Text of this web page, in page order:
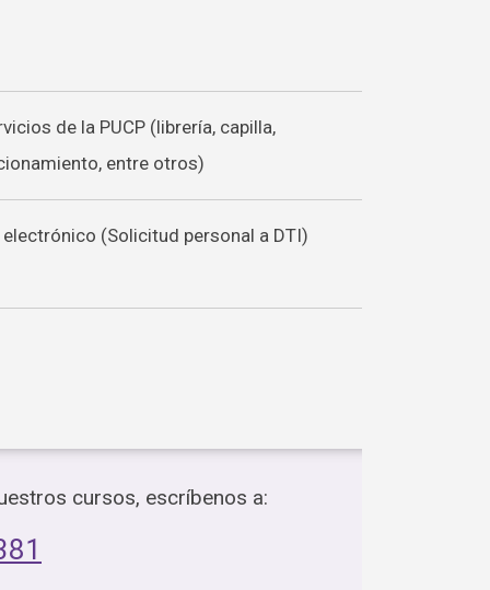
de la PUCP (librería, capilla,
entre otros)
(Solicitud personal a DTI)
cursos, escríbenos a: